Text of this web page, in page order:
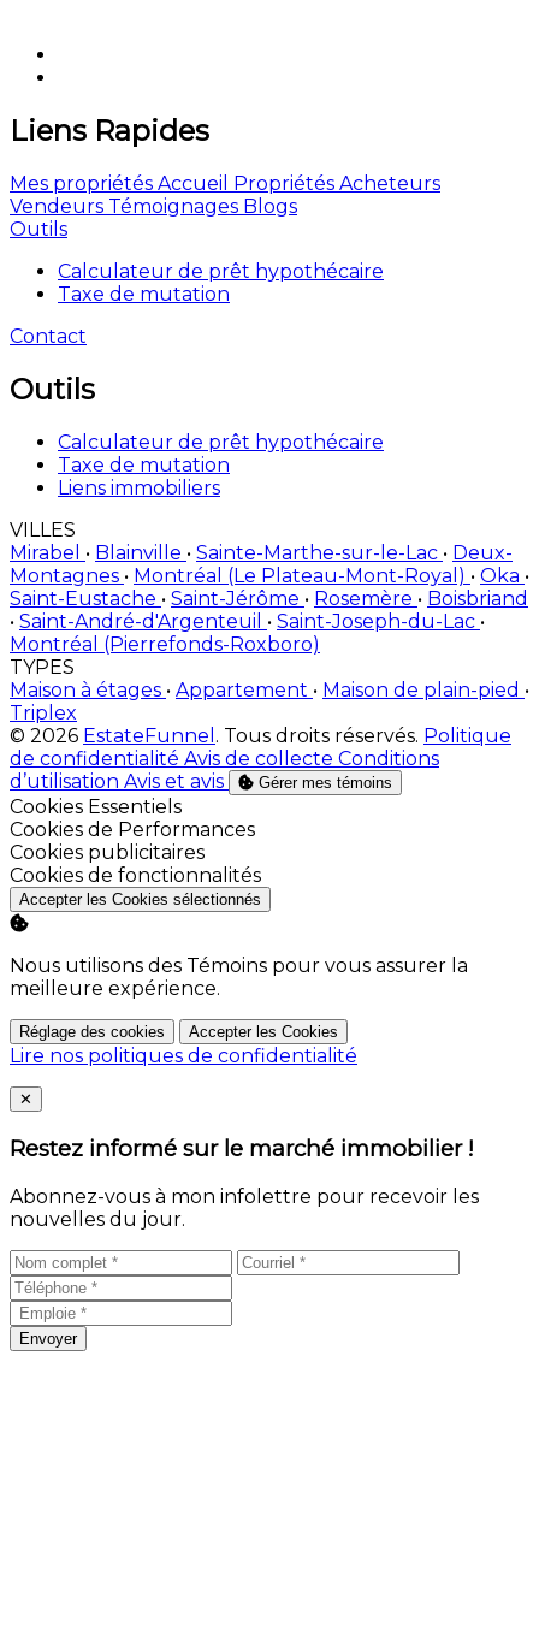
Liens Rapides
Mes propriétés Accueil Propriétés Acheteurs
Vendeurs Témoignages Blogs
Outils
Calculateur de prêt hypothécaire
Taxe de mutation
Contact
Outils
Calculateur de prêt hypothécaire
Taxe de mutation
Liens immobiliers
VILLES
Mirabel • Blainville • Sainte-Marthe-sur-le-Lac • Deux-
Montagnes • Montréal (Le Plateau-Mont-Royal) • Oka •
Saint-Eustache • Saint-Jérôme • Rosemère • Boisbriand
• Saint-André-d'Argenteuil • Saint-Joseph-du-Lac •
Montréal (Pierrefonds-Roxboro)
TYPES
Maison à étages • Appartement • Maison de plain-pied •
Triplex
© 2026 EstateFunnel . Tous droits réservés. Politique
de confidentialité Avis de collecte Conditions
d’utilisation Avis et avis Gérer mes témoins
Activer
Cookies Essentiels
Activer
Cookies de Performances
Activer
Cookies publicitaires
Activer
Cookies de fonctionnalités
Accepter les Cookies sélectionnés
Nous utilisons des Témoins pour vous assurer la
meilleure expérience.
Réglage des cookies Accepter les Cookies
Lire nos politiques de confidentialité
Close
✕
Restez informé sur le marché immobilier !
Abonnez-vous à mon infolettre pour recevoir les
nouvelles du jour.
Envoyer